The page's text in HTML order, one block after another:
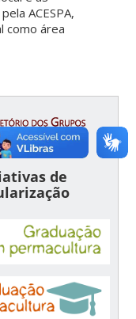
ACESPA,
como área
de